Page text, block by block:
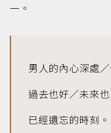
一。
男人的內心深處
過去也好／未來
已經遺忘的時刻。